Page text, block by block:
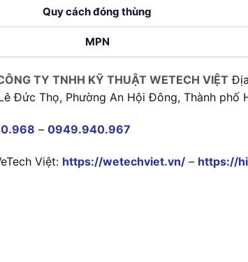
Quy cách đóng thùng
MPN
TY TNHH KỸ THUẬT WETECH VIỆT
Đức Thọ, Phường An Hội Đông, Thành phố
– 0949.940.967
Việt: https://wetechviet.vn/ – https://